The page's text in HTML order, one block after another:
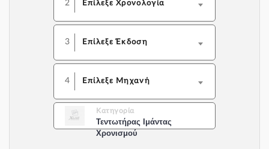
2 Επίλεξε Χρονολογία
3 Επίλεξε Έκδοση
4 Επίλεξε Μηχανή
Κατηγορία
Τεντωτήρας Ιμάντας
Χρονισμού